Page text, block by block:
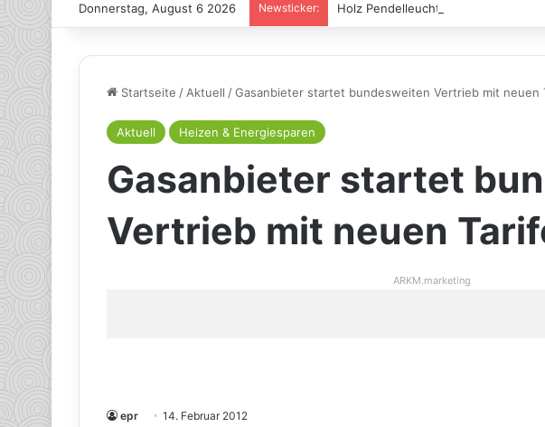
Donnerstag, August 6 2026 Newsticker: Holz Pendelleuchten: Eleganz und
Startseite /Aktuell /Gasanbieter startet bundesweiten Vertrieb mit neuen
Aktuell Heizen & Energiesparen
Gasanbieter startet
Vertrieb mit neuen
ARKM.marketing
epr 14. Februar 2012